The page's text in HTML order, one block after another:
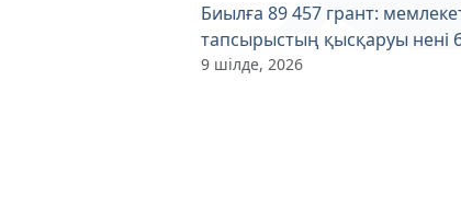
Биылға 89 457 грант:
тапсырыстың қысқаруы нені
9 шілде, 2026